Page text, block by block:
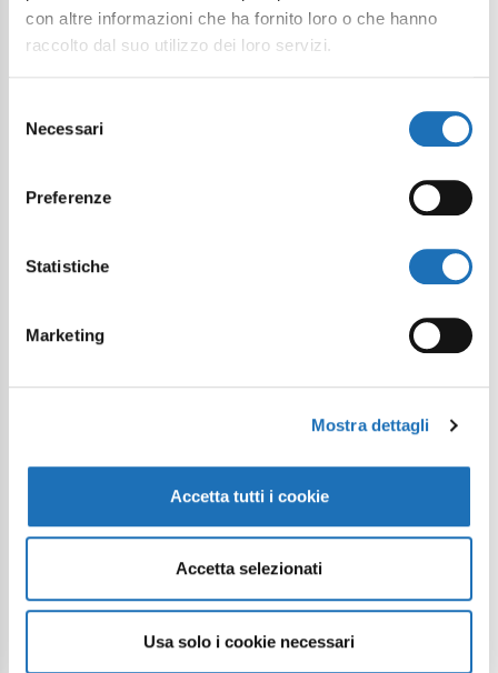
con altre informazioni che ha fornito loro o che hanno
raccolto dal suo utilizzo dei loro servizi.
delNecessari
Preferenze
Statistiche
Marketing
Mostra dettagli
Accetta tutti i cookie
Accetta selezionati
Usa solo i cookie necessari
Continua a esplorare